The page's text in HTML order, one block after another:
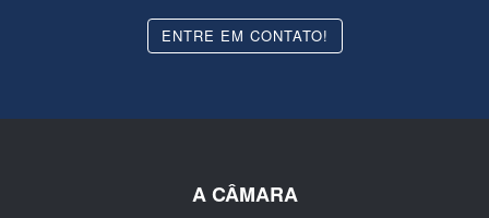
ENTRE EM CONTATO!
A CÂMARA